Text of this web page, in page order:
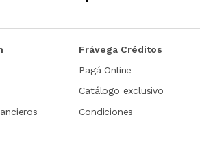
Frávega Créditos
Pagá Online
Catálogo exclusivo
Condiciones